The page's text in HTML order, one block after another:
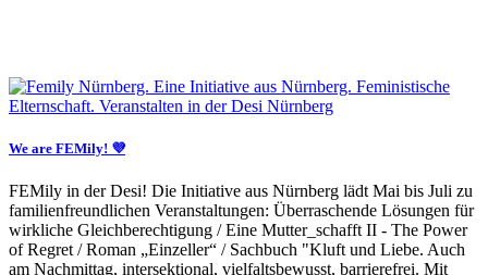
We are FEMily! 💜
FEMily in der Desi! Die Initiative aus Nürnberg lädt Mai bis Juli zu
familienfreundlichen Veranstaltungen: Überraschende Lösungen für
wirkliche Gleichberechtigung / Eine Mutter_schafft II - The Power
of Regret / Roman „Einzeller“ / Sachbuch "Kluft und Liebe. Auch
am Nachmittag, intersektional, vielfaltsbewusst, barrierefrei. Mit